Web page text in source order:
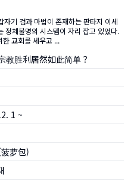
기 검과 마법이 존재하는 판타지 이세
정체불명의 시스템이 자리 잡고 있었다.
교회를 세우고 ...
教胜利居然如此简单？
1 ~
萝包)